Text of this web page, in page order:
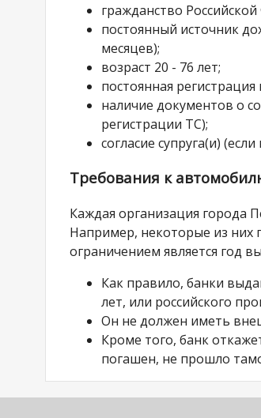
гражданство
постоянный источник
месяцев);
возраст 20 - 76 лет;
постоянная регистрация
наличие документов о
регистрации ТС);
согласие супруга(и)
Требования к
Каждая организация города
Например, некоторые из
ограничением является год
Как правило, банки
лет, или российского
Он не должен иметь
Кроме того, банк
погашен, не прошло